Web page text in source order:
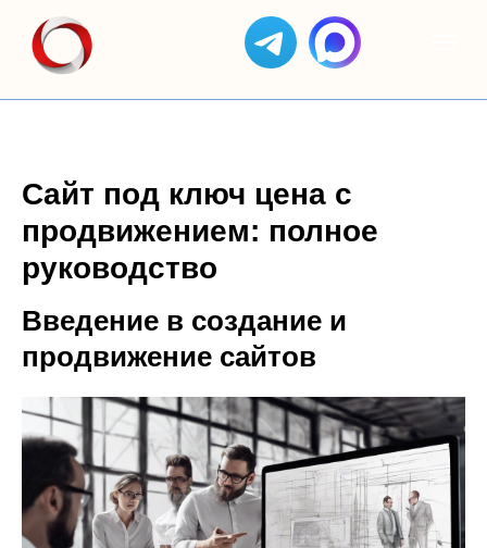
КЕЙСЫ ОТЗЫВЫ
ЯНДЕКС
GOOGLE
ADS
СОЗДАНИЕ
САЙТОВ
SEO
VK ADS
АВИТО
ЯНДЕКС
БИЗНЕС
Сайт под ключ цена с
продвижением: полное
руководство
Введение в создание и
продвижение сайтов